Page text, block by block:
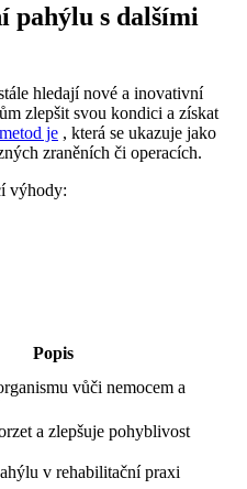
pahýlu s dalšími
hledají nové a inovativní
zlepšit svou kondici a získat
je , která se ukazuje jako
zraněních či operacích.
výhody:
Popis
vůči nemocem a
a zlepšuje pohyblivost